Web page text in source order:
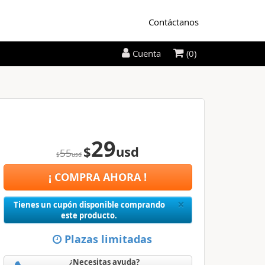
Contáctanos
$55usd $29usd
¡ COMPRA AHORA !
×Close
Tienes un cupón disponible comprando
este producto.
Plazas limitadas
¿Necesitas ayuda?
Cuenta (0)